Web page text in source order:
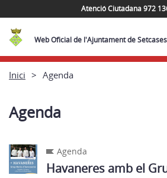
Atenció Ciutadana 972
Web Oficial de l'Ajuntament de Setcases
Inici Agenda
Agenda
Agenda
Havaneres amb el